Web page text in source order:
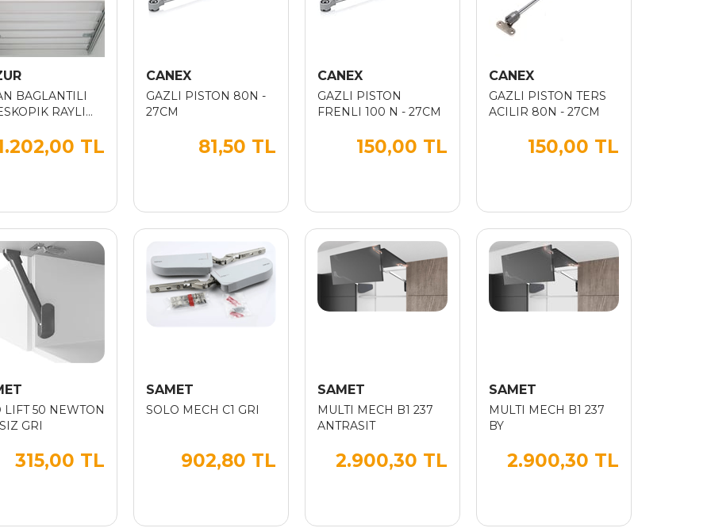
BAGLANTILI
RAYLI
90TL
CANEX
GAZLI PISTON 80N -
27CM
81,50 TL
CANEX
GAZLI PISTON
FRENLI 100 N - 27CM
150,00 TL
CANEX
GAZLI PISTON TERS
ACILIR 80N - 27CM
150,00 TL
LIFT 50 NEWTON
GRI
315,00 TL
SAMET
SOLO MECH C1 GRI
902,80 TL
SAMET
MULTI MECH B1 237
ANTRASIT
2.900,30 TL
SAMET
MULTI MECH B1 237
BY
2.900,30 TL